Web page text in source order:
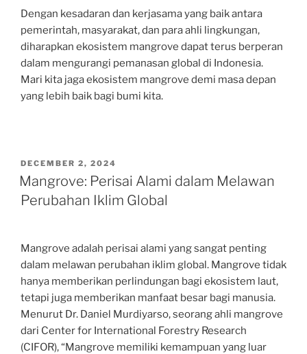
Dengan kesadaran dan kerjasama yang baik antara
pemerintah, masyarakat, dan para ahli lingkungan,
diharapkan ekosistem mangrove dapat terus berperan
dalam mengurangi pemanasan global di Indonesia.
Mari kita jaga ekosistem mangrove demi masa depan
yang lebih baik bagi bumi kita.
POSTED
ON
DECEMBER 2, 2024
Mangrove: Perisai Alami dalam Melawan
Perubahan Iklim Global
Mangrove adalah perisai alami yang sangat penting
dalam melawan perubahan iklim global. Mangrove tidak
hanya memberikan perlindungan bagi ekosistem laut,
tetapi juga memberikan manfaat besar bagi manusia.
Menurut Dr. Daniel Murdiyarso, seorang ahli mangrove
dari Center for International Forestry Research
(CIFOR), “Mangrove memiliki kemampuan yang luar